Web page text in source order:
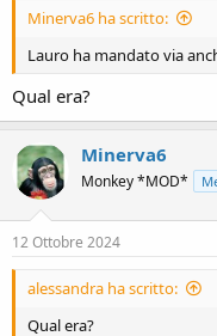
Minerva6 ha scritto:
Lauro ha mandato via
Qual era?
Minerva6
Monkey *MOD*
12 Ottobre 2024
alessandra ha scritto:
Qual era?